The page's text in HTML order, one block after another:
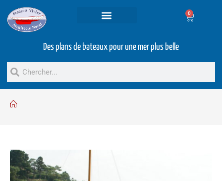
0
Des plans de bateaux pour une mer plus belle